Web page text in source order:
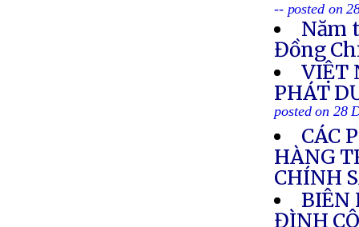
-- posted on
Năm
Đồng
VIỆT
PHÁT
posted on 28
CÁC
HÀNG
CHÍNH
BIÊN
ĐÌNH